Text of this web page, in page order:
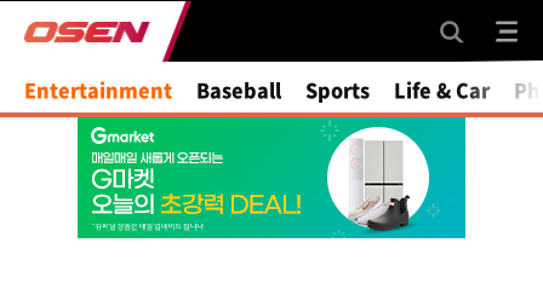
Entertainment Baseball Sports Life & Car